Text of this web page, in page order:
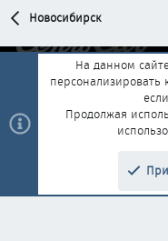
Новосибирск
Обратная связь
Условия
Политика
add-ons by ThemeHouse
На данном
персонализировать
Продолжая